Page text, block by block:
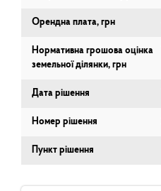
Орендна плата, грн
Нормативна грошова оцінка
земельної ділянки, грн
Дата рішення
Номер рішення
Пункт рішення